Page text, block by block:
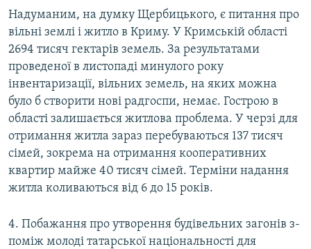
Надуманим, на думку Щербицького, є питання про
вільні землі і житло в Криму. У Кримській області
2694 тисяч гектарів земель. За результатами
проведеної в листопаді минулого року
інвентаризації, вільних земель, на яких можна
було б створити нові радгоспи, немає. Гострою в
області залишається житлова проблема. У черзі для
отримання житла зараз перебуваються 137 тисяч
сімей, зокрема на отримання кооперативних
квартир майже 40 тисяч сімей. Терміни надання
житла коливаються від 6 до 15 років.
4. Побажання про утворення будівельних загонів з-
поміж молоді татарської національності для